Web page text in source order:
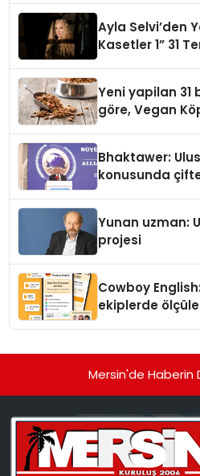
Ayla Selvi’den
Kasetler 1” 31
Yeni yapilan 31
göre, Vegan
Bhaktawer:
konusunda
Yunan uzman:
projesi
Cowboy
ekiplerde
Mersin'de Haberin